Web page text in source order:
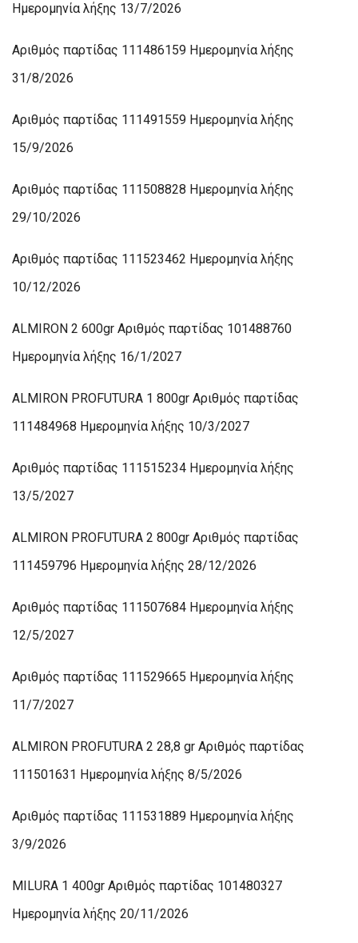
Ημερομηνία λήξης 13/7/2026
Αριθμός παρτίδας 111486159 Ημερομηνία λήξης
31/8/2026
Αριθμός παρτίδας 111491559 Ημερομηνία λήξης
15/9/2026
Αριθμός παρτίδας 111508828 Ημερομηνία λήξης
29/10/2026
Αριθμός παρτίδας 111523462 Ημερομηνία λήξης
10/12/2026
ALMIRON 2 600gr Αριθμός παρτίδας 101488760
Ημερομηνία λήξης 16/1/2027
ALMIRON PROFUTURA 1 800gr Αριθμός παρτίδας
111484968 Ημερομηνία λήξης 10/3/2027
Αριθμός παρτίδας 111515234 Ημερομηνία λήξης
13/5/2027
ALMIRON PROFUTURA 2 800gr Αριθμός παρτίδας
111459796 Ημερομηνία λήξης 28/12/2026
Αριθμός παρτίδας 111507684 Ημερομηνία λήξης
12/5/2027
Αριθμός παρτίδας 111529665 Ημερομηνία λήξης
11/7/2027
ALMIRON PROFUTURA 2 28,8 gr Αριθμός παρτίδας
111501631 Ημερομηνία λήξης 8/5/2026
Αριθμός παρτίδας 111531889 Ημερομηνία λήξης
3/9/2026
MILURA 1 400gr Αριθμός παρτίδας 101480327
Ημερομηνία λήξης 20/11/2026